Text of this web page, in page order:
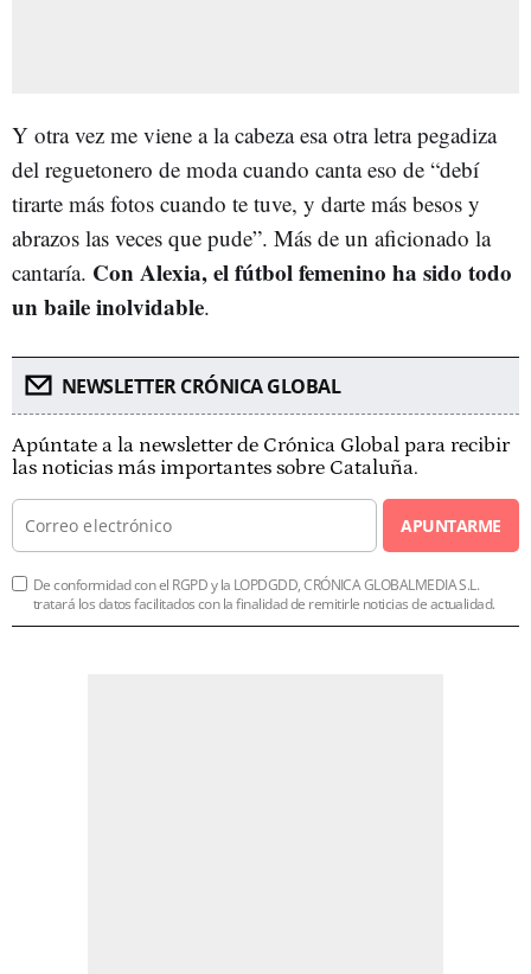
Y otra vez me viene a la cabeza esa otra letra pegadiza
del reguetonero de moda cuando canta eso de “debí
tirarte más fotos cuando te tuve, y darte más besos y
abrazos las veces que pude”. Más de un aficionado la
cantaría. Con Alexia, el fútbol femenino ha sido todo
un baile inolvidable.
NEWSLETTER CRÓNICA GLOBAL
Apúntate a la newsletter de Crónica Global para recibir
las noticias más importantes sobre Cataluña.
APUNTARME
De conformidad con el RGPD y la LOPDGDD, CRÓNICA GLOBALMEDIA S.L.
tratará los datos facilitados con la finalidad de remitirle noticias de actualidad.